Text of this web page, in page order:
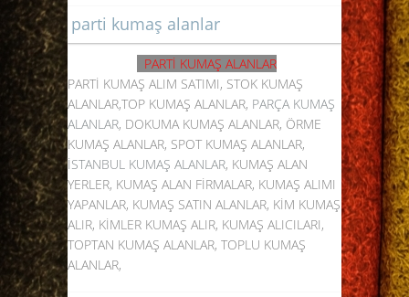
parti kumaş alanlar
PARTİ KUMAŞ ALANLAR
PARTİ KUMAŞ ALIM SATIMI, STOK KUMAŞ
ALANLAR,TOP KUMAŞ ALANLAR, PARÇA KUMAŞ
ALANLAR, DOKUMA KUMAŞ ALANLAR, ÖRME
KUMAŞ ALANLAR, SPOT KUMAŞ ALANLAR,
İSTANBUL KUMAŞ ALANLAR, KUMAŞ ALAN
YERLER, KUMAŞ ALAN FİRMALAR, KUMAŞ ALIMI
YAPANLAR, KUMAŞ SATIN ALANLAR, KİM KUMAŞ
ALIR, KİMLER KUMAŞ ALIR, KUMAŞ ALICILARI,
TOPTAN KUMAŞ ALANLAR, TOPLU KUMAŞ
ALANLAR,